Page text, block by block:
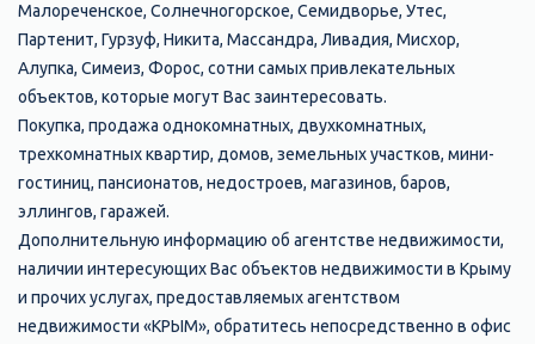
Малореченское, Солнечногорское, Семидворье, Утес,
Партенит, Гурзуф, Никита, Массандра, Ливадия, Мисхор,
Алупка, Симеиз, Форос, сотни самых привлекательных
объектов, которые могут Вас заинтересовать.
Покупка, продажа однокомнатных, двухкомнатных,
трехкомнатных квартир, домов, земельных участков, мини-
гостиниц, пансионатов, недостроев, магазинов, баров,
эллингов, гаражей.
Дополнительную информацию об агентстве недвижимости,
наличии интересующих Вас объектов недвижимости в Крыму
и прочих услугах, предоставляемых агентством
недвижимости «КРЫМ», обратитесь непосредственно в офис